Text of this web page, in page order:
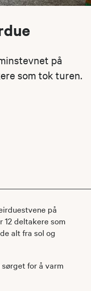
på
som tok turen.
på
deltakere som
alt fra sol og
for å varm